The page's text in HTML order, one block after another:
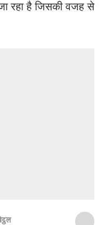
रहा है जिसकी वजह से